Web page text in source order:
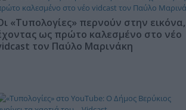
«Τυπολογίες» περνούν στην εικόνα,
ως πρώτο καλεσμένο στο νέο
τον Παύλο Μαρινάκη